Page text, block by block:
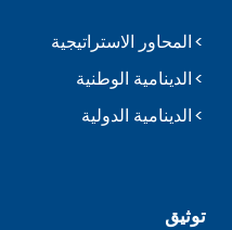
المحاور الاستراتيجية
الدينامية الوطنية
الدينامية الدولية
توثيق